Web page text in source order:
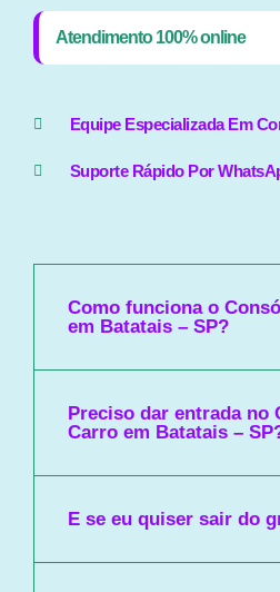
Atendimento 100% online
Equipe Especializada Em
Suporte Rápido Por
Como funciona o
em Batatais – SP?
Preciso dar entrada no
Carro em Batatais –
E se eu quiser sair do